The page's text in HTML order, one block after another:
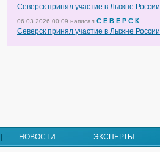
Северск принял участие в Лыжне России
06.03.2026 00:09 написал С Е В Е Р С К
Северск принял участие в Лыжне России
НОВОСТИ ЭКСПЕРТЫ